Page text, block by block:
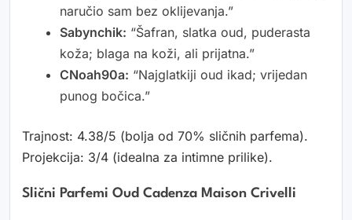
naručio sam bez oklijevanja.”
Sabynchik: “Šafran, slatka oud, puderasta
koža; blaga na koži, ali prijatna.”
CNoah90a: “Najglatkiji oud ikad; vrijedan
punog bočica.”
Trajnost: 4.38/5 (bolja od 70% sličnih parfema).
Projekcija: 3/4 (idealna za intimne prilike).
Slični Parfemi Oud Cadenza Maison Crivelli